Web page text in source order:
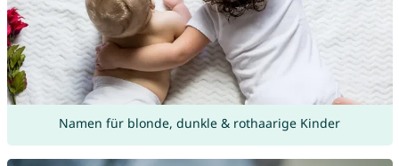
Namen für blonde, dunkle & rothaarige Kinder